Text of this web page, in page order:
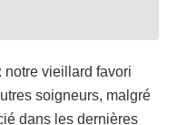
notre vieillard favori
soigneurs, malgré
dans les dernières